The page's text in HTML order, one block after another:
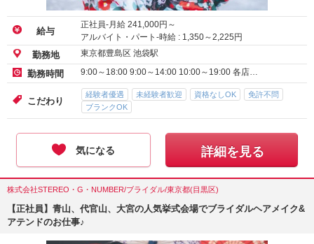
給与
正社員-月給 241,000円～
アルバイト・パート-時給 : 1,350～2,225 円
勤務地 東京都豊島区 池袋駅
勤務時間 9:00～18:00 9:00～14:00 10:00～19:00 各店…
こだわり
経験者優遇 未経験者歓迎 資格なしOK
免許不問
ブランクOK
気になる 詳細を見る
株式会社STEREO・G・NUMBER/ブライダル/東京都(目黒区)
【正社員】青山、代官山、大宮の人気挙式会場でブライダルヘアメイク&
アテンドのお仕事♪